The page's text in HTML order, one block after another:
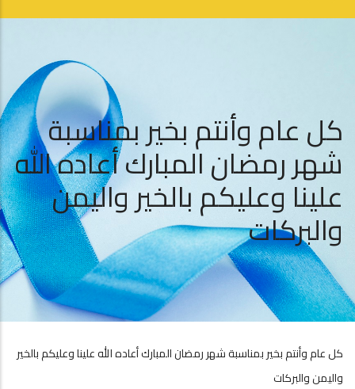
كل عام وأنتم بخير بمناسبة
شهر رمضان المبارك أعاده الله
علينا وعليكم بالخير واليمن
والبركات
كل عام وأنتم بخير بمناسبة شهر رمضان المبارك أعاده الله علينا وعليكم بالخير
واليمن والبركات